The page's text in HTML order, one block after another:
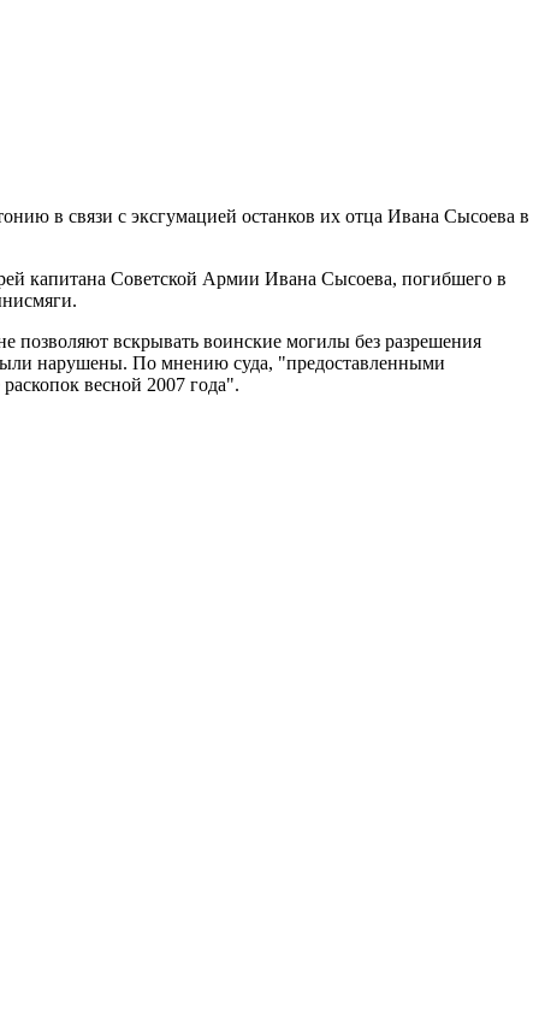
в связи с эксгумацией останков их отца Ивана Сысоева в
капитана Советской Армии Ивана Сысоева, погибшего в
вскрывать воинские могилы без разрешения
нарушены. По мнению суда, "предоставленными
весной 2007 года".